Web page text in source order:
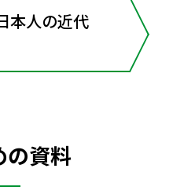
本人の近代
の資料